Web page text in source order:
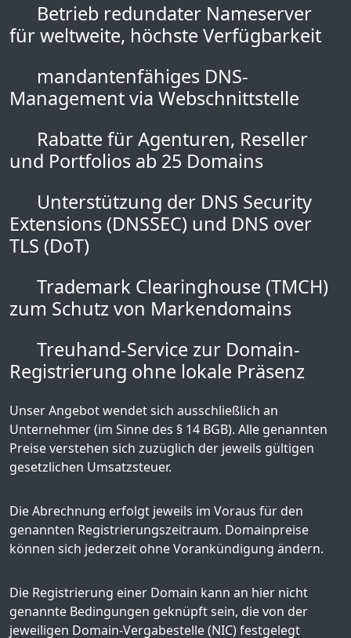
Betrieb redundater Nameserver
für weltweite, höchste Verfügbarkeit
mandantenfähiges DNS-
Management via Webschnittstelle
Rabatte für Agenturen, Reseller
und Portfolios ab 25 Domains
Unterstützung der DNS Security
Extensions (DNSSEC) und DNS over
TLS (DoT)
Trademark Clearinghouse (TMCH)
zum Schutz von Markendomains
Treuhand-Service zur Domain-
Registrierung ohne lokale Präsenz
Unser Angebot wendet sich ausschließlich an
Unternehmer (im Sinne des § 14 BGB). Alle genannten
Preise verstehen sich zuzüglich der jeweils gültigen
gesetzlichen Umsatzsteuer.
Die Abrechnung erfolgt jeweils im Voraus für den
genannten Registrierungszeitraum. Domainpreise
können sich jederzeit ohne Vorankündigung ändern.
Die Registrierung einer Domain kann an hier nicht
genannte Bedingungen geknüpft sein, die von der
jeweiligen Domain-Vergabestelle (NIC) festgelegt